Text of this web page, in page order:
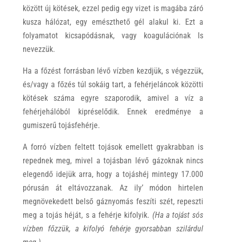
között új kötések, ezzel pedig egy vizet is magába záró
kusza hálózat, egy emészthető gél alakul ki. Ezt a
folyamatot kicsapódásnak, vagy koagulációnak Is
nevezzük.
Ha a főzést forrásban lévő vízben kezdjük, s végezzük,
és/vagy a főzés túl sokáig tart, a fehérjeláncok közötti
kötések száma egyre szaporodik, amivel a víz a
fehérjehálóból kipréselődik. Ennek eredménye a
gumiszerű tojásfehérje.
A forró vízben feltett tojások emellett gyakrabban is
repednek meg, mivel a tojásban lévő gázoknak nincs
elegendő idejük arra, hogy a tojáshéj mintegy 17.000
pórusán át eltávozzanak. Az ily’ módon hirtelen
megnövekedett belső gáznyomás feszíti szét, repeszti
meg a tojás héját, s a fehérje kifolyik. (Ha a tojást sós
vízben főzzük, a kifolyó fehérje gyorsabban szilárdul